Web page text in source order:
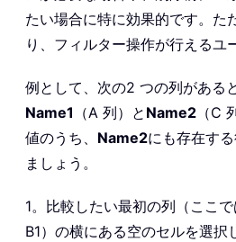
たい場合に特に効果的です。た
り、フィルター操作が行えるユ
例として、次の2 つの列がある
Name1 （A 列）と Name2 （C
値のうち、 Name2にも存在す
ましょう。
1。比較したい最初の列（ここ
B1）の横にある空のセルを選択